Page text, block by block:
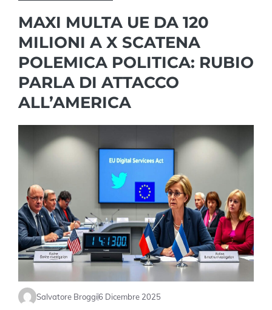
MAXI MULTA UE DA 120
MILIONI A X SCATENA
POLEMICA POLITICA: RUBIO
PARLA DI ATTACCO
ALL’AMERICA
Salvatore Broggi6 Dicembre 2025